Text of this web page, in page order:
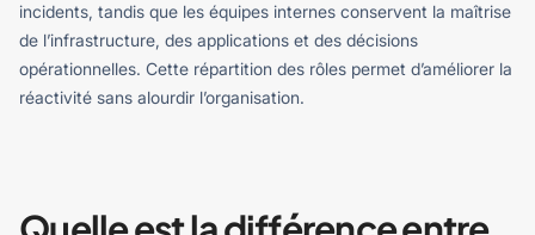
incidents, tandis que les équipes internes conservent la maîtrise
de l’infrastructure, des applications et des décisions
opérationnelles. Cette répartition des rôles permet d’améliorer la
réactivité sans alourdir l’organisation.